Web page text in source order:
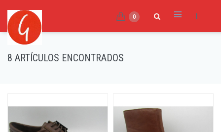
0
8 ARTÍCULOS ENCONTRADOS